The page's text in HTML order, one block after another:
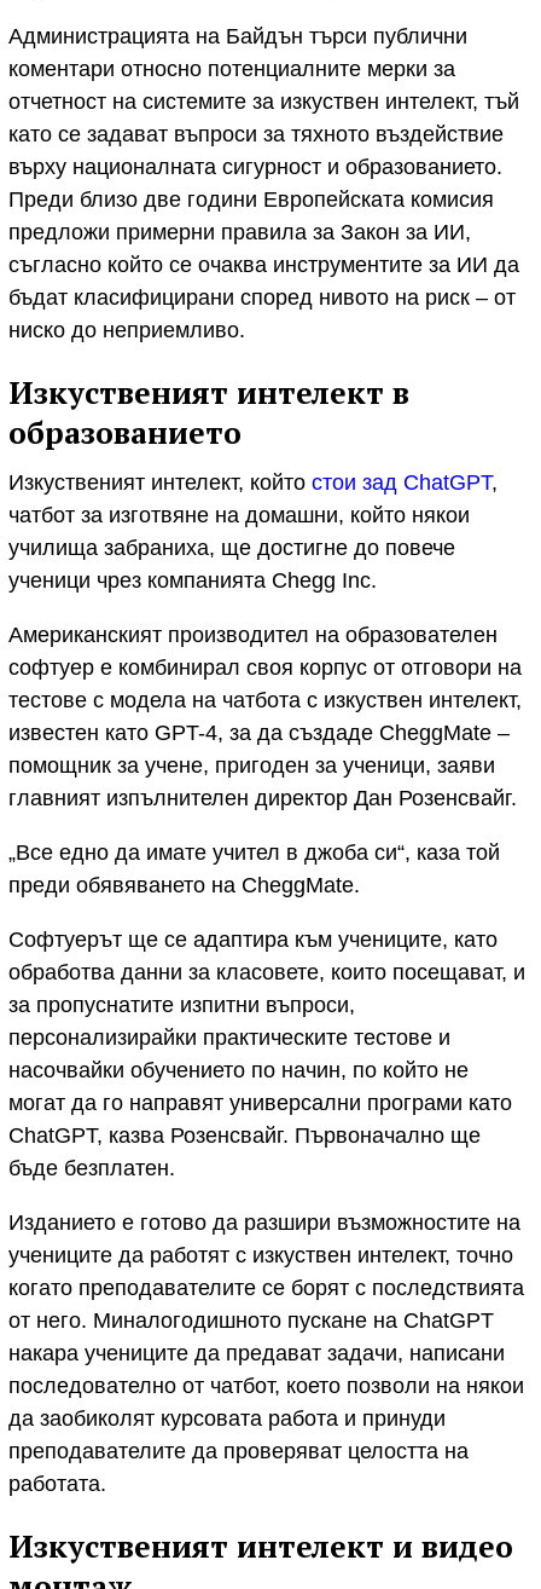
Администрацията на Байдън търси публични
коментари относно потенциалните мерки за
отчетност на системите за изкуствен интелект, тъй
като се задават въпроси за тяхното въздействие
върху националната сигурност и образованието.
Преди близо две години Европейската комисия
предложи примерни правила за Закон за ИИ,
съгласно който се очаква инструментите за ИИ да
бъдат класифицирани според нивото на риск – от
ниско до неприемливо.
Изкуственият интелект в
образованието
Изкуственият интелект, който стои зад ChatGPT,
чатбот за изготвяне на домашни, който някои
училища забраниха, ще достигне до повече
ученици чрез компанията Chegg Inc.
Американският производител на образователен
софтуер е комбинирал своя корпус от отговори на
тестове с модела на чатбота с изкуствен интелект,
известен като GPT-4, за да създаде CheggMate –
помощник за учене, пригоден за ученици, заяви
главният изпълнителен директор Дан Розенсвайг.
„Все едно да имате учител в джоба си“, каза той
преди обявяването на CheggMate.
Софтуерът ще се адаптира към учениците, като
обработва данни за класовете, които посещават, и
за пропуснатите изпитни въпроси,
персонализирайки практическите тестове и
насочвайки обучението по начин, по който не
могат да го направят универсални програми като
ChatGPT, казва Розенсвайг. Първоначално ще
бъде безплатен.
Изданието е готово да разшири възможностите на
учениците да работят с изкуствен интелект, точно
когато преподавателите се борят с последствията
от него. Миналогодишното пускане на ChatGPT
накара учениците да предават задачи, написани
последователно от чатбот, което позволи на някои
да заобиколят курсовата работа и принуди
преподавателите да проверяват целостта на
работата.
Изкуственият интелект и видео